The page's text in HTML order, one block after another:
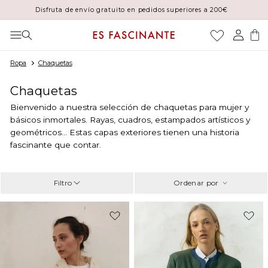
Ir directamente al
Gracias por tu paciencia. Durante agosto, los pedidos pueden sufrir
ligeros retrasos
Iniciar
sesión
Carrito
Ropa Chaquetas
C
o
l
e
c
Chaquetas
Bienvenido a nuestra selección de chaquetas para mujer y
básicos inmortales. Rayas, cuadros, estampados artísticos y
geométricos... Estas capas exteriores tienen una historia
fascinante que contar.
Filtro Ordenar por